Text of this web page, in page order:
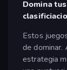
Domina
Estos
de dominar.
estrategia